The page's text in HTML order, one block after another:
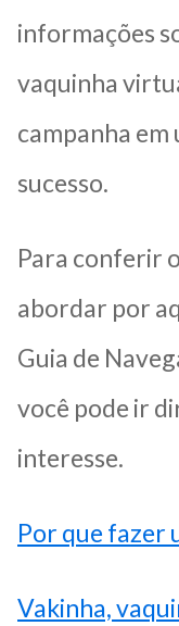
informações
vaquinha
campanha em
sucesso.
Para conferir
abordar por
Guia de
você pode ir
interesse.
Por que fazer
Vakinha,